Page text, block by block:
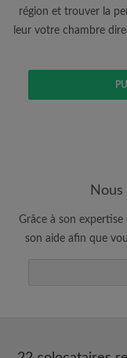
Consultez
annonce
Faites vos
Faites
région et trouver la
leur votre chambre
Grâce à son
son aide afin que